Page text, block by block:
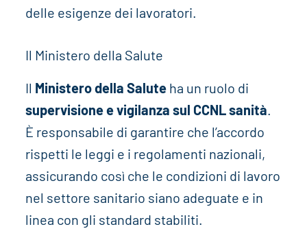
delle esigenze dei lavoratori.
Il Ministero della Salute
Il Ministero della Salute ha un ruolo di
supervisione e vigilanza sul CCNL sanità.
È responsabile di garantire che l’accordo
rispetti le leggi e i regolamenti nazionali,
assicurando così che le condizioni di lavoro
nel settore sanitario siano adeguate e in
linea con gli standard stabiliti.